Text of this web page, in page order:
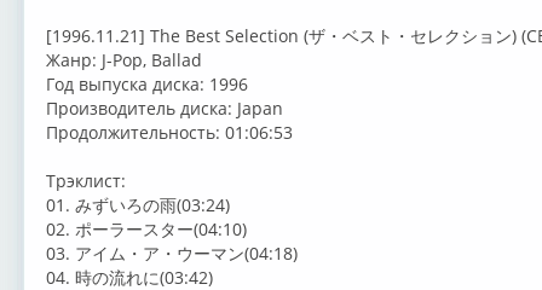
[1996.11.21] The Best Selection (ザ・ベスト・セレクション)
Жанр: J-Pop, Ballad
Год выпуска диска: 1996
Производитель диска: Japan
Продолжительность: 01:06:53
Трэклист:
01. みずいろの雨(03:24)
02. ポーラースター(04:10)
03. アイム・ア・ウーマン(04:18)
04. 時の流れに(03:42)